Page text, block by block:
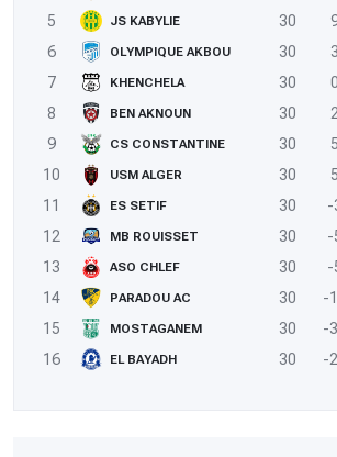
5
JS KABYLIE 30
6
OLYMPIQUE AKBOU 30 3
7
KHENCHELA 30 0
8
BEN AKNOUN 30 2
9
CS CONSTANTINE 30 5
10
USM ALGER 30 5
11
ES SETIF 30 -
12
MB ROUISSET 30 -
13
ASO CHLEF 30 -
14
PARADOU AC 30 -
15
MOSTAGANEM 30 -
16
EL BAYADH 30 -